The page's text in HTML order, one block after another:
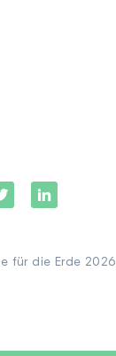
für die Erde 2026